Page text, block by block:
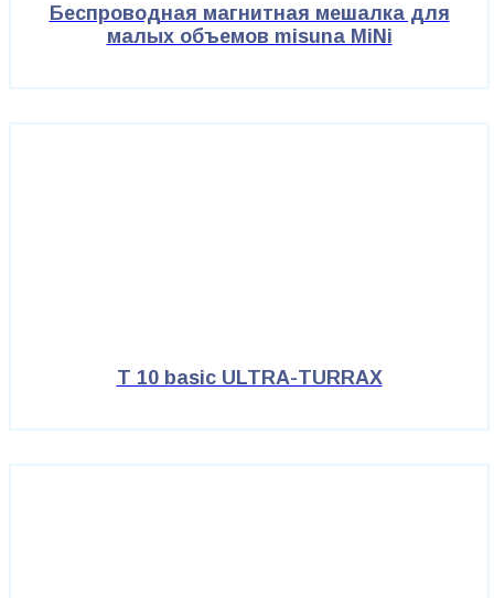
Беспроводная магнитная мешалка для
малых объемов misuna MiNi
T 10 basic ULTRA-TURRAX